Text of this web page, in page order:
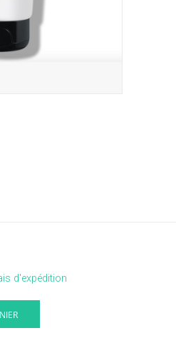
d'expédition